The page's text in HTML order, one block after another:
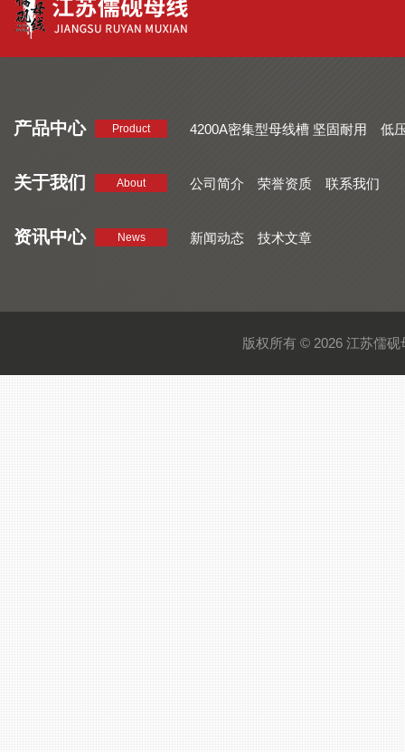
产品中心 Product 4200A密集型母线槽 坚固耐用
低
关于我们 About 公司简介 荣誉资质 联系我们
资讯中心 News 新闻动态 技术文章
版权所有 © 2026 江苏儒